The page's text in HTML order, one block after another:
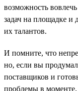
возможность
задач на площадке и
их талантов.
И помните, что
но, если вы
поставщиков и
проблемы в